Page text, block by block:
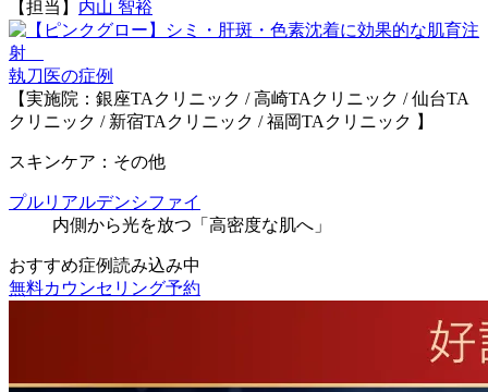
【担当】 内山 智裕
執刀医の症例
【実施院：銀座TAクリニック / 高崎TAクリニック / 仙台TA
クリニック / 新宿TAクリニック / 福岡TAクリニック 】
スキンケア：その他
プルリアルデンシファイ
内側から光を放つ「高密度な肌へ」
おすすめ症例読み込み中
無料カウンセリング予約